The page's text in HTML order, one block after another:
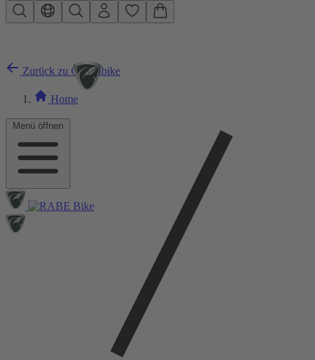
Zum Hauptinhalt springen
Menü öffnen
Zurück zu Gravelbike
Home